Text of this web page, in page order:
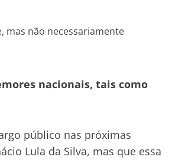
mas não necessariamente
nacionais, tais como
público nas próximas
Lula da Silva, mas que essa